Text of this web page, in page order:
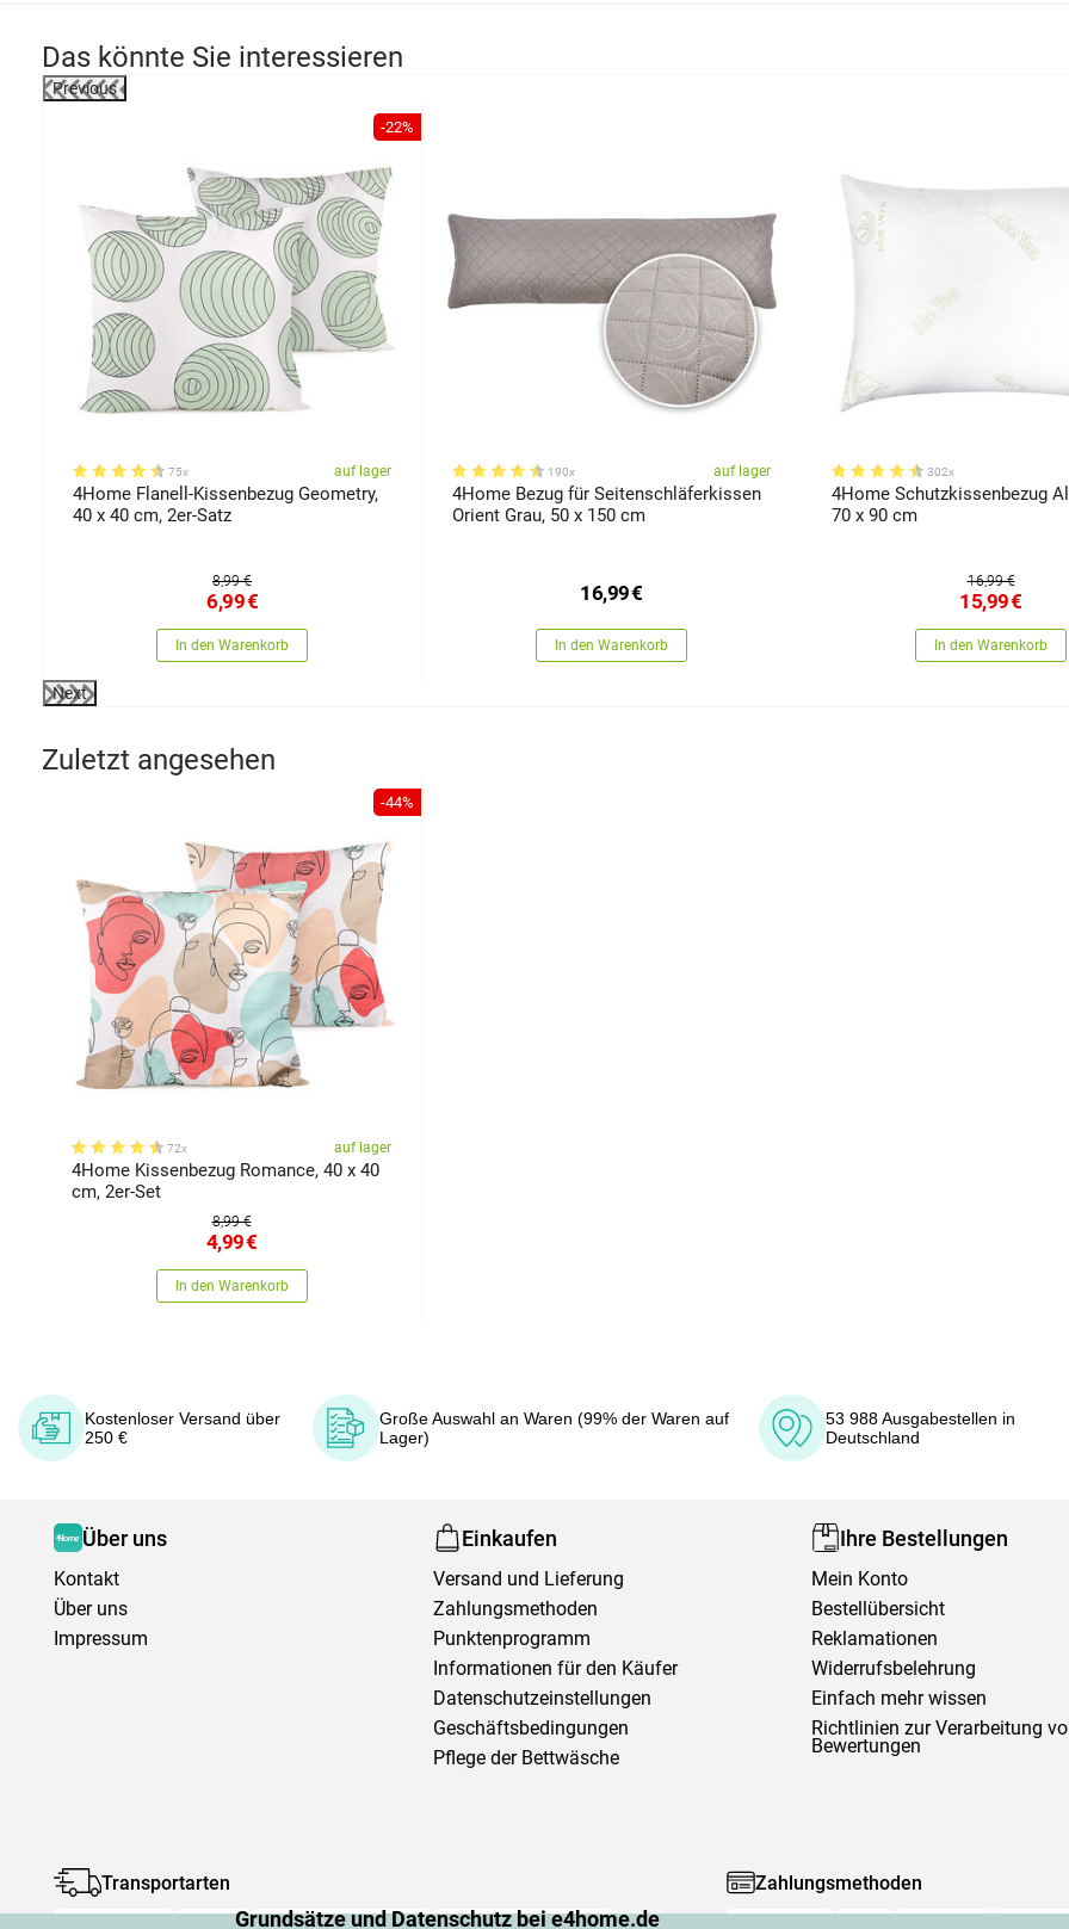
Grundsätze und Datenschutz bei e4home.de
Das könnte Sie interessieren
Previous
-22%
75x auf lager
4Home Flanell-Kissenbezug Geometry,
40 x 40 cm, 2er-Satz
8,99 €
6,99€
In den Warenkorb
190x auf lager
4Home Bezug für Seitenschläferkissen
Orient Grau, 50 x 150 cm
16,99€
In den Warenkorb
302x
4Home Schutzkissenbezug
70 x 90 cm
16,99 €
15,99€
In den Warenkorb
Next
Zuletzt angesehen
-44%
72x auf lager
4Home Kissenbezug Romance, 40 x 40
cm, 2er-Set
8,99 €
4,99€
In den Warenkorb
Kostenloser Versand über
250 €
Große Auswahl an Waren (99% der Waren auf
Lager)
53 988 Ausgabestellen in
Deutschland
Über uns
Kontakt
Über uns
Impressum
Einkaufen
Versand und Lieferung
Zahlungsmethoden
Punktenprogramm
Informationen für den Käufer
Datenschutzeinstellungen
Geschäftsbedingungen
Pflege der Bettwäsche
Ihre Bestellungen
Mein Konto
Bestellübersicht
Reklamationen
Widerrufsbelehrung
Einfach mehr wissen
Richtlinien zur Verarbeitung
Bewertungen
Transportarten Zahlungsmethoden